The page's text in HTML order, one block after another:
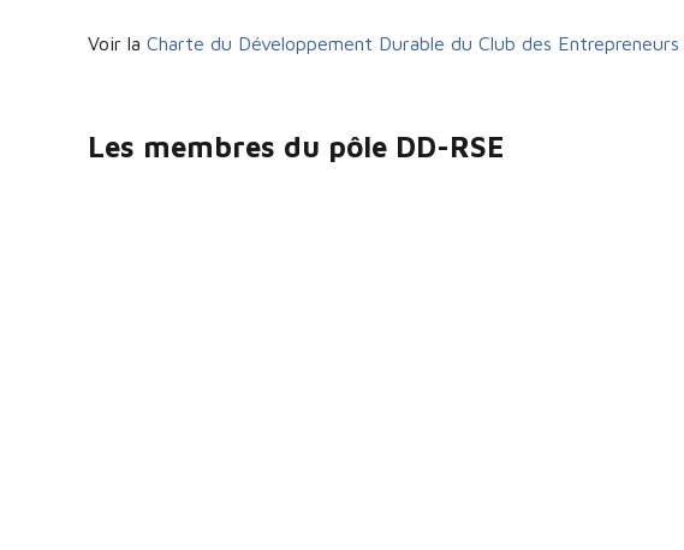
Voir laCharte du Développement Durable du Club des Entrepreneurs
Les membres du pôle DD-RSE